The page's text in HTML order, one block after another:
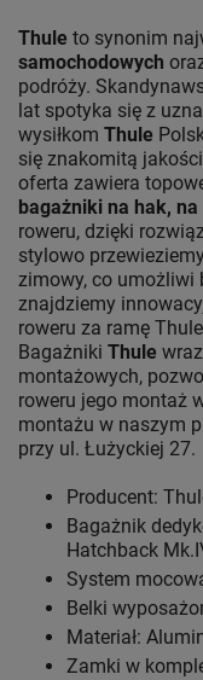
Thule to synonim
samochodowych
podróży.
lat spotyka się z
wysiłkom Thule
się znakomitą
oferta zawiera
bagażniki na hak,
roweru, dzięki
stylowo
zimowy, co umożliwi
znajdziemy
roweru za ramę
Bagażniki Thule
montażowych,
roweru jego montaż
montażu w naszym
przy ul. Łużyckiej 27.
Producent:
Bagażnik
Hatchback
System
Belki
Materiał:
Zamki w